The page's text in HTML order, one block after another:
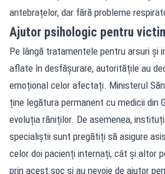
antebrațelor, dar fără probleme
Ajutor psihologic pentru
Pe lângă tratamentele pentru arsuri și
aflate în desfășurare, autoritățile au
emoțional celor afectați. Ministerul
ține legătura permanent cu medicii din
evoluția răniților. De asemenea,
specialiștii sunt pregătiți să asigure
celor doi pacienți internați, cât și altor
prin acest șoc și au nevoie de ajutor